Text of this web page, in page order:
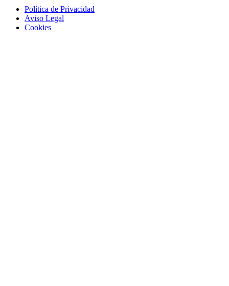
Política de Privacidad
Aviso Legal
Cookies